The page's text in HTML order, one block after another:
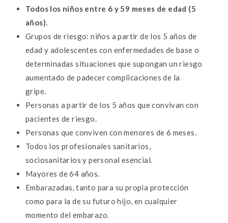
Todos los niños entre 6 y 59 meses de edad (5
años).
Grupos de riesgo: niños a partir de los 5 años de
edad y adolescentes con enfermedades de base o
determinadas situaciones que supongan un riesgo
aumentado de padecer complicaciones de la
gripe.
Personas a partir de los 5 años que convivan con
pacientes de riesgo.
Personas que conviven con menores de 6 meses.
Todos los profesionales sanitarios,
sociosanitarios y personal esencial.
Mayores de 64 años.
Embarazadas, tanto para su propia protección
como para la de su futuro hijo, en cualquier
momento del embarazo.